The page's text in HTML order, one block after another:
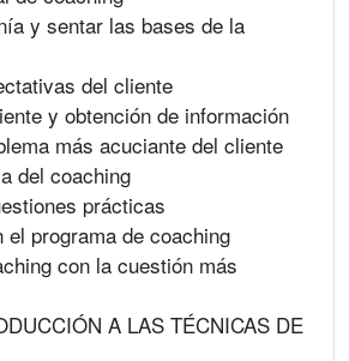
y sentar las bases de la
del cliente
y obtención de información
más acuciante del cliente
del coaching
prácticas
el programa de coaching
con la cuestión más
A LAS TÉCNICAS DE